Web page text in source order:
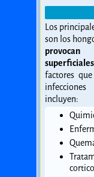
Los
son los
factores
incluyen: